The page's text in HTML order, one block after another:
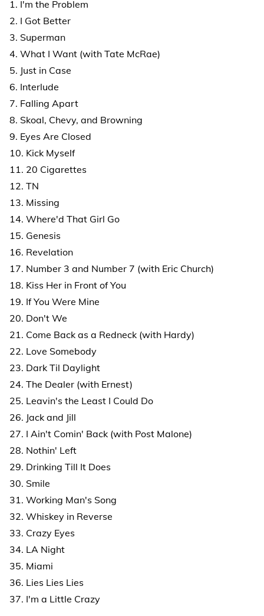
1. I'm the Problem
2. I Got Better
3. Superman
4. What I Want (with Tate McRae)
5. Just in Case
6. Interlude
7. Falling Apart
8. Skoal, Chevy, and Browning
9. Eyes Are Closed
10. Kick Myself
11. 20 Cigarettes
12. TN
13. Missing
14. Where'd That Girl Go
15. Genesis
16. Revelation
17. Number 3 and Number 7 (with Eric Church)
18. Kiss Her in Front of You
19. If You Were Mine
20. Don't We
21. Come Back as a Redneck (with Hardy)
22. Love Somebody
23. Dark Til Daylight
24. The Dealer (with Ernest)
25. Leavin's the Least I Could Do
26. Jack and Jill
27. I Ain't Comin' Back (with Post Malone)
28. Nothin' Left
29. Drinking Till It Does
30. Smile
31. Working Man's Song
32. Whiskey in Reverse
33. Crazy Eyes
34. LA Night
35. Miami
36. Lies Lies Lies
37. I'm a Little Crazy